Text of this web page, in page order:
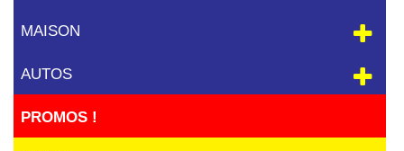
MAISON
AUTOS
PROMOS !